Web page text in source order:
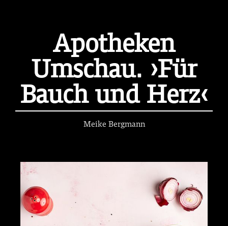
Apotheken
Umschau. ›Für
Bauch und Herz‹
Meike Bergmann